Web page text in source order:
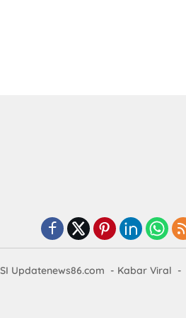
Updatenews86.com
Kabar Viral